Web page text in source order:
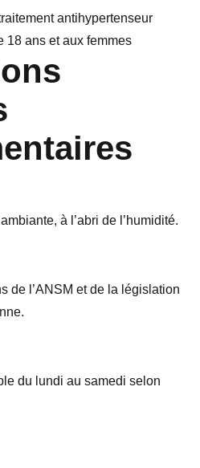
antihypertenseur
18 ans et aux femmes
à l’abri de l’humidité.
de l’ANSM et de la législation
du lundi au samedi selon